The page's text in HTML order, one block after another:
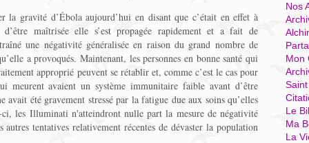
la gravité d’Ébola aujourd’hui en disant que c’était en effet à
maîtrisée elle s’est propagée rapidement et a fait de
une négativité généralisée en raison du grand nombre de
a provoqués. Maintenant, les personnes en bonne santé qui
approprié peuvent se rétablir et, comme c’est le cas pour
meurent avaient un système immunitaire faible avant d’être
avait été gravement stressé par la fatigue due aux soins qu’elles
les Illuminati n'atteindront nulle part la mesure de négativité
tentatives relativement récentes de dévaster la population
Nos
Mon
Le
Ma
La